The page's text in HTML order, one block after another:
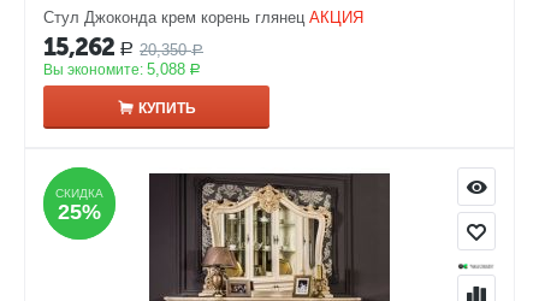
Стул Джоконда крем корень глянец АКЦИЯ
15,262 Р 20,350 Р
Вы экономите: 5,088 Р
КУПИТЬ
СКИДКА
25%
СКИДКА
25%